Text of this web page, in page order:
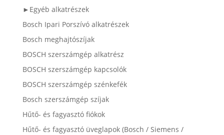
►Egyéb alkatrészek
Bosch Ipari Porszívó alkatrészek
Bosch meghajtószíjak
BOSCH szerszámgép alkatrész
BOSCH szerszámgép kapcsolók
BOSCH szerszámgép szénkefék
Bosch szerszámgép szíjak
Hűtő- és fagyasztó fiókok
Hűtő- és fagyasztó üveglapok (Bosch / Siemens /